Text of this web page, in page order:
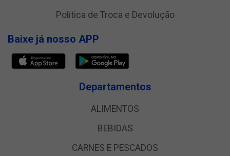
Política de Troca e Devolução
Baixe já nosso APP
Departamentos
ALIMENTOS
BEBIDAS
CARNES E PESCADOS